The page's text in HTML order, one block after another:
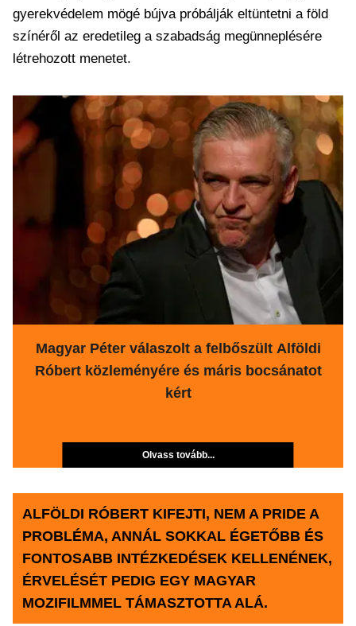
gyerekvédelem mögé bújva próbálják eltüntetni a föld
színéről az eredetileg a szabadság megünneplésére
létrehozott menetet.
Magyar Péter válaszolt a felbőszült Alföldi
Róbert közleményére és máris bocsánatot
kért
Olvass tovább...
ALFÖLDI RÓBERT KIFEJTI, NEM A PRIDE A
PROBLÉMA, ANNÁL SOKKAL ÉGETŐBB ÉS
FONTOSABB INTÉZKEDÉSEK KELLENÉNEK,
ÉRVELÉSÉT PEDIG EGY MAGYAR
MOZIFILMMEL TÁMASZTOTTA ALÁ.